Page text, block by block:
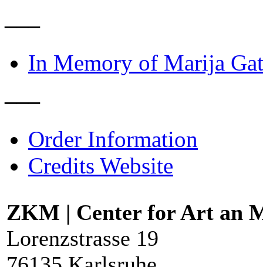
–––
In Memory of Marija
–––
Order Information
Credits Website
ZKM | Center for Art an
Lorenzstrasse 19